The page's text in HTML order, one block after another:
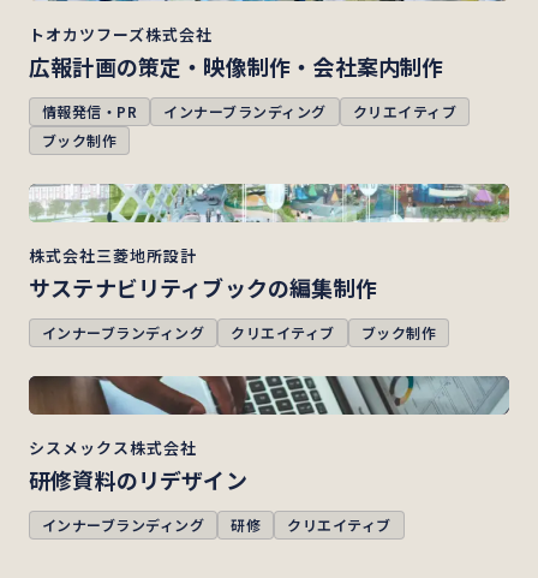
トオカツフーズ株式会社
広報計画の策定・映像制作・会社案内制作
情報発信・PR インナーブランディング
クリエイティブ
ブック制作
株式会社三菱地所設計
サステナビリティブックの編集制作
インナーブランディング クリエイティブ ブック制作
シスメックス株式会社
研修資料のリデザイン
インナーブランディング 研修 クリエイティブ